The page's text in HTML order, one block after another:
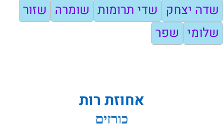
שדה יצחק שדי תרומות שומרה שזור
שלומי שפר
אחוזת רות
כורזים